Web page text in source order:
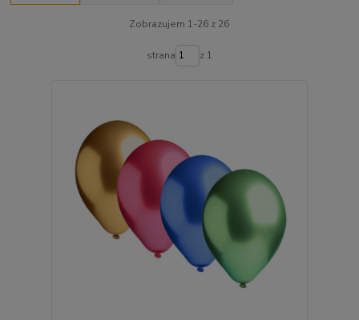
Zobrazujem 1-26 z 26
strana z 1